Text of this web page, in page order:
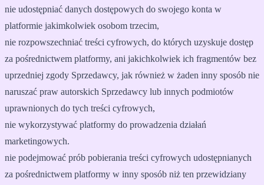
nie udostępniać danych dostępowych do swojego konta w
platformie jakimkolwiek osobom trzecim,
nie rozpowszechniać treści cyfrowych, do których uzyskuje dostęp
za pośrednictwem platformy, ani jakichkolwiek ich fragmentów bez
uprzedniej zgody Sprzedawcy, jak również w żaden inny sposób nie
naruszać praw autorskich Sprzedawcy lub innych podmiotów
uprawnionych do tych treści cyfrowych,
nie wykorzystywać platformy do prowadzenia działań
marketingowych.
nie podejmować prób pobierania treści cyfrowych udostępnianych
za pośrednictwem platformy w inny sposób niż ten przewidziany